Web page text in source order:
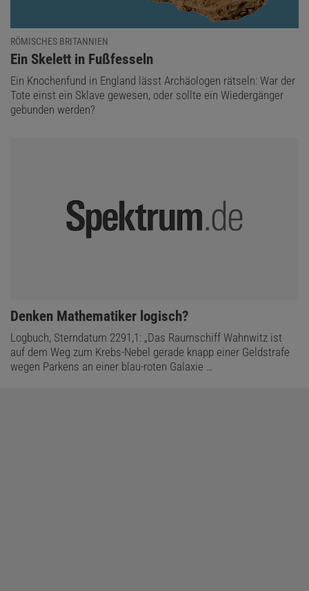
RÖMISCHES BRITANNIEN
:Ein Skelett in Fußfesseln
Ein Knochenfund in England lässt Archäologen rätseln: War der
Tote einst ein Sklave gewesen, oder sollte ein Wiedergänger
gebunden werden?
:
Denken Mathematiker logisch?
Logbuch, Sterndatum 2291,1: „Das Raumschiff Wahnwitz ist
auf dem Weg zum Krebs-Nebel gerade knapp einer Geldstrafe
wegen Parkens an einer blau-roten Galaxie …